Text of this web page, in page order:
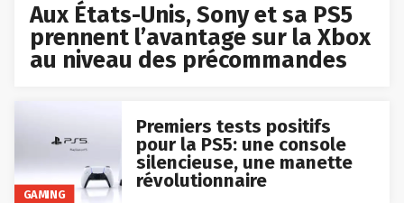
Aux États-Unis, Sony et sa PS5
prennent l’avantage sur la Xbox
au niveau des précommandes
GAMING
Premiers tests positifs
pour la PS5: une console
silencieuse, une manette
révolutionnaire